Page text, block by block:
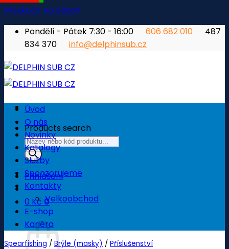
Přeskočit na obsah
Pondělí - Pátek 7:30 - 16:00
606 682 010
487
834 370
info@delphinsub.cz
Products search
Přihlášení
0 Kč 0
Košík
Úvod
O nás
Novinky
Katalogy
Služby
Sponzorujeme
Kontakty
Velkoobchod
E-shop
Kariéra
Spearfishing / Brýle (masky) / Příslušenství